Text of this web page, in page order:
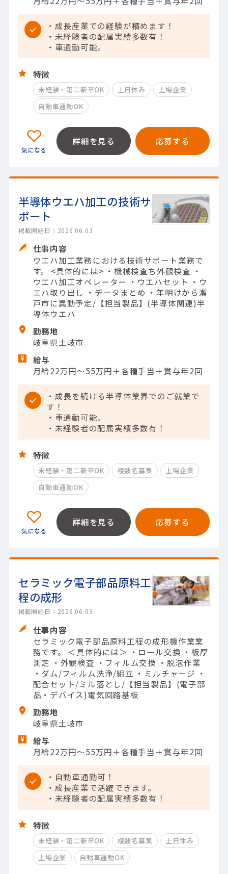
・成長産業での経験が積めます！
・未経験者の配属実績多数有！
・車通勤可能。
特徴
未経験・第二新卒OK 土日休み
上場企業
自動車通勤OK
詳細を見る 応募する
半導体ウエハ加工の技術サ
ポート
掲載開始日：2026.06.03
仕事内容
ウエハ加工業務における技術サポート業務で
す。 <具体的には> ・機械検査ち外観検査 ・
ウエハ加工オペレーター ・ウエハセット ・ウ
エハ取り出し ・データまとめ ・年明けから瀬
戸市に異動予定/【担当製品】(半導体関連)半
導体ウエハ
勤務地
岐阜県土岐市
給与
月給22万円～55万円＋各種手当＋賞与年2回
・成長を続ける半導体業界でのご就業で
す！
・車通勤可能。
・未経験者の配属実績多数有！
特徴
未経験・第二新卒OK 複数名募集
上場企業
自動車通勤OK
詳細を見る 応募する
セラミック電子部品原料工
程の成形
掲載開始日：2026.06.03
仕事内容
セラミック電子部品原料工程の成形機作業業
務です。 ＜具体的には＞ ・ロール交換 ・板厚
測定 ・外観検査 ・フィルム交換 ・脱泡作業
・ダム/フィルム洗浄/組立 ・ミルチャージ ・
配合セット/ミル落とし/【担当製品】(電子部
品・デバイス)電気回路基板
勤務地
岐阜県土岐市
給与
月給22万円～55万円＋各種手当＋賞与年2回
・自動車通勤可！
・成長産業で活躍できます。
・未経験者の配属実績多数有！
特徴
未経験・第二新卒OK 複数名募集
土日休み
上場企業
自動車通勤OK